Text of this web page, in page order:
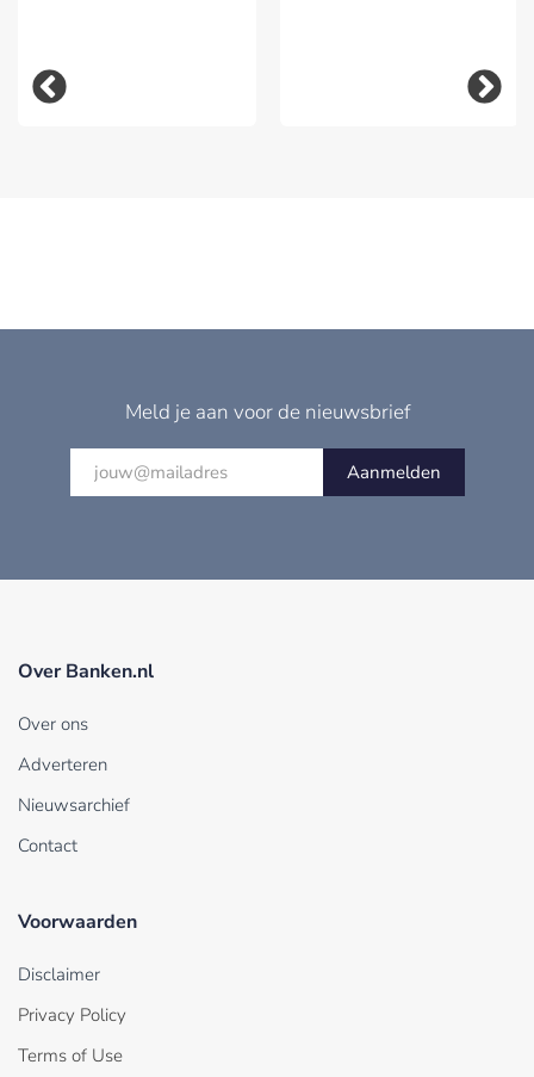
Meld je aan voor de nieuwsbrief
Aanmelden
Over Banken.nl
Over ons
Adverteren
Nieuwsarchief
Contact
Voorwaarden
Disclaimer
Privacy Policy
Terms of Use